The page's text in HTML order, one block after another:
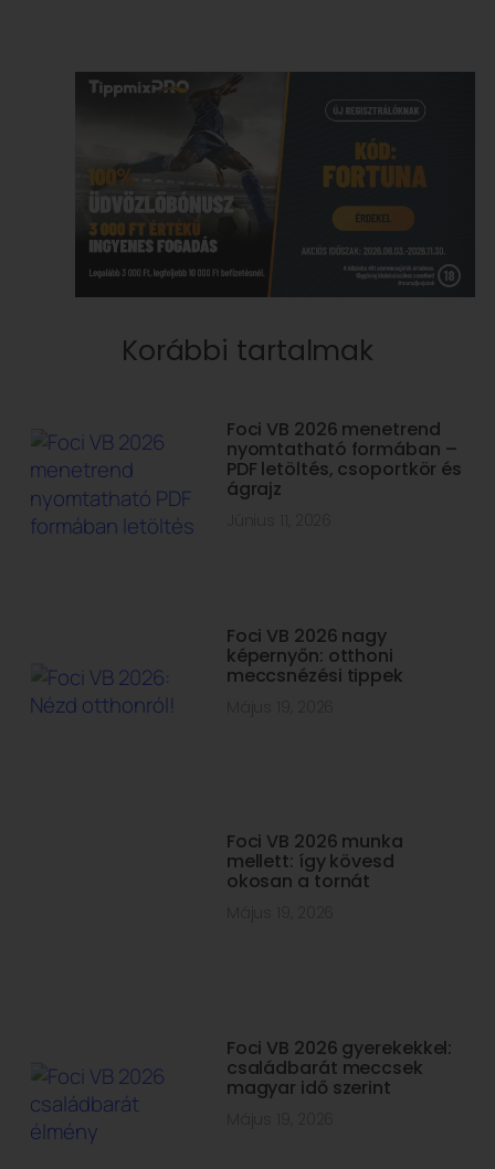
Korábbi tartalmak
Foci VB 2026 menetrend
nyomtatható formában –
PDF letöltés, csoportkör és
ágrajz
Foci VB 2026 nagy
képernyőn: otthoni
meccsnézési tippek
Foci VB 2026 munka
mellett: így kövesd
okosan a tornát
Foci VB 2026 gyerekekkel:
családbarát meccsek
magyar idő szerint